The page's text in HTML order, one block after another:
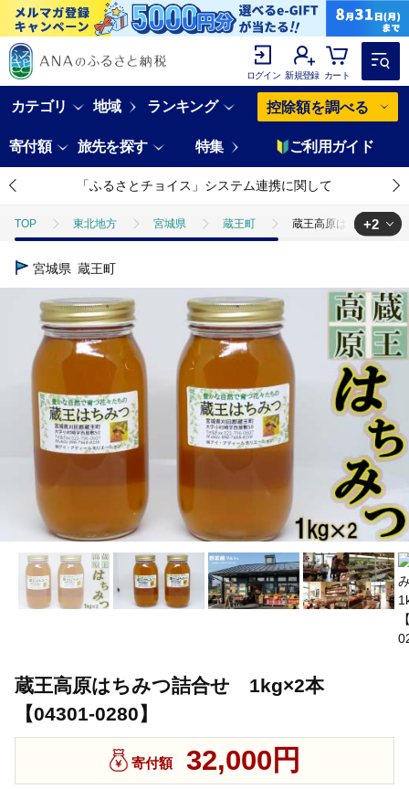
ログイン 新規登録 カート
カテゴリ 地域 ランキング 控除額を調べる
寄付額 旅先を探す 特集 ご利用ガイド
「ふるさとチョイス」システム連携に関して
TOP 東北地方 宮城県 蔵王町 蔵王高原はちみつ詰
TOP
蔵王高原はち
+2
宮城県 蔵王町
蔵王高原はちみつ詰合せ 1kg×2本
【04301-0280】
寄付額 32,000円